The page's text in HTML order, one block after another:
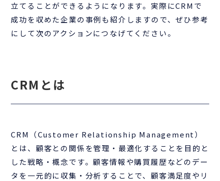
立てることができるようになります。実際にCRMで
成功を収めた企業の事例も紹介しますので、ぜひ参考
にして次のアクションにつなげてください。
CRMとは
CRM（Customer Relationship Management）
とは、顧客との関係を管理・最適化することを目的と
した戦略・概念です。顧客情報や購買履歴などのデー
タを一元的に収集・分析することで、顧客満足度やリ